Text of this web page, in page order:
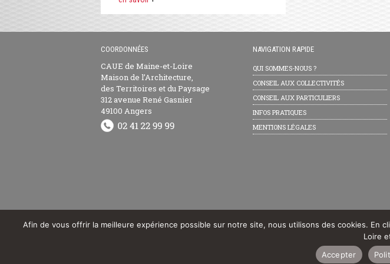
COORDONNÉES
CAUE de Maine-et-Loire
Maison de l’Architecture,
des Territoires et du Paysage
312 avenue René Gasnier
49100 Angers
NAVIGATION RAPIDE
QUI SOMMES-NOUS ?
CONSEIL AUX COLLECTIVITÉS
CONSEIL AUX PARTICULIERS
INFOS PRATIQUES
MENTIONS LÉGALES
Afin de vous offrir la meilleure expérience possible sur notre site, nous utilisons des cookies. En
Loire
Accepter